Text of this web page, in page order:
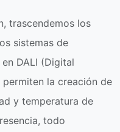
trascendemos los
sistemas de
DALI (Digital
la creación de
y temperatura de
todo